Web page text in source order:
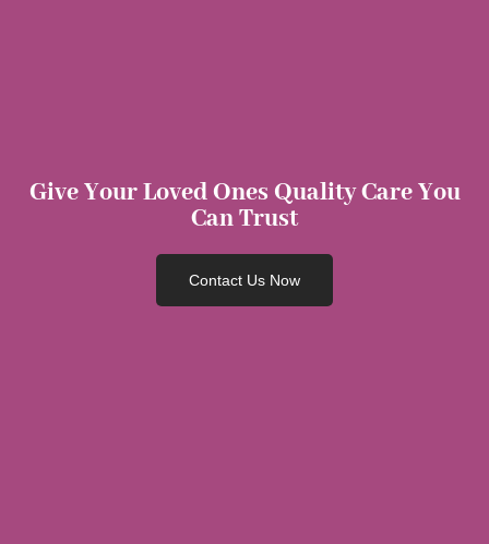
Give Your Loved Ones Quality Care You
Can Trust
Contact Us Now